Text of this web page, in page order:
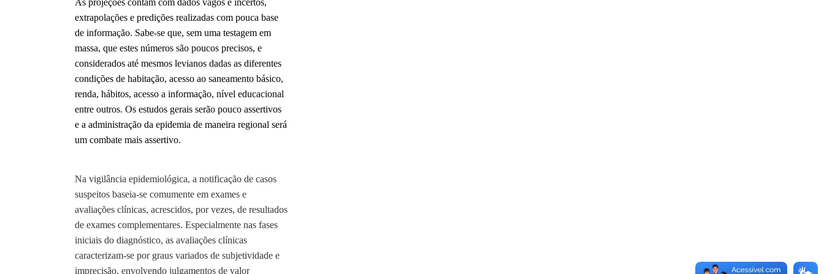
As projeções contam com dados vagos e incertos,
extrapolações e predições realizadas com pouca base
de informação. Sabe-se que, sem uma testagem em
massa, que estes números são poucos precisos, e
considerados até mesmos levianos dadas as diferentes
condições de habitação, acesso ao saneamento básico,
renda, hábitos, acesso a informação, nível educacional
entre outros. Os estudos gerais serão pouco assertivos
e a administração da epidemia de maneira regional será
um combate mais assertivo.
Na vigilância epidemiológica, a notificação de casos
suspeitos baseia-se comumente em exames e
avaliações clínicas, acrescidos, por vezes, de resultados
de exames complementares. Especialmente nas fases
iniciais do diagnóstico, as avaliações clínicas
caracterizam-se por graus variados de subjetividade e
imprecisão, envolvendo julgamentos de valor